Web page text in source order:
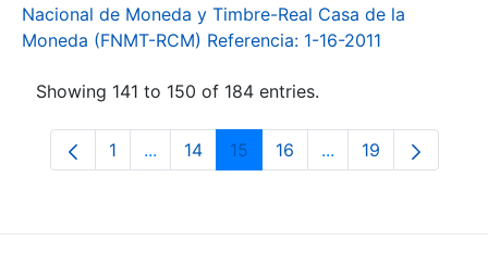
Nacional de Moneda y Timbre-Real Casa de la
Moneda (FNMT-RCM) Referencia: 1-16-2011
Showing 141 to 150 of 184 entries.
Page
1 ...Intermediate Pages Use TAB to navigate.
Page
14 Page
15 Page
16 ...Intermediate
Page
19